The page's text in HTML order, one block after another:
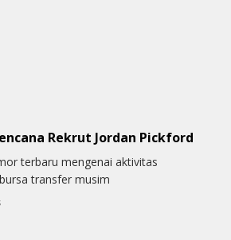
Rekrut Jordan Pickford
terbaru mengenai aktivitas
transfer musim